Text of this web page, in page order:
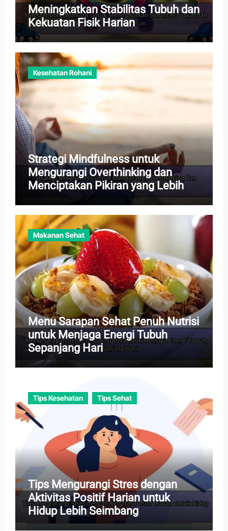
Meningkatkan Stabilitas Tubuh dan
Kekuatan Fisik Harian
Kesehatan Rohani
Strategi Mindfulness untuk
Mengurangi Overthinking dan
Menciptakan Pikiran yang Lebih
Makanan Sehat
Menu Sarapan Sehat Penuh Nutrisi
untuk Menjaga Energi Tubuh
Sepanjang Hari
Tips Kesehatan Tips Sehat
Tips Mengurangi Stres dengan
Aktivitas Positif Harian untuk
Hidup Lebih Seimbang